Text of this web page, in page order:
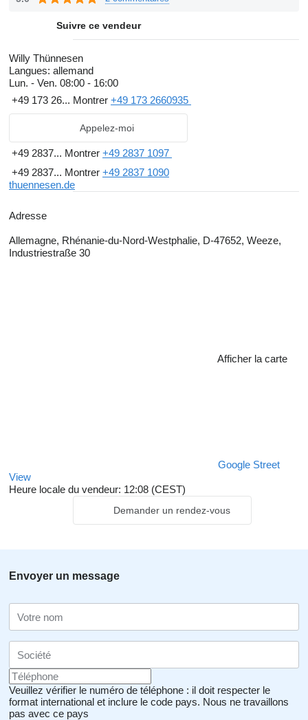
We can offer the machines as they come in or completely
reconditioned and repainted. During repair machines are
dismantled and defective parts are renewed. Electricity and
can be considered according to the RAL colour chart.
Likewise you can offer us your redundant bakery machines.
Suivre ce vendeur
Willy Thünnesen
Langues: allemand
Lun. - Ven. 08:00 - 16:00
+49 173 26... Montrer +49 173 2660935
Appelez-moi
+49 2837... Montrer +49 2837 1097
+49 2837... Montrer +49 2837 1090
thuennesen.de
Adresse
Allemagne, Rhénanie-du-Nord-Westphalie, D-47652, Weeze,
Industriestraße 30
Afficher la carte
Google Street
View
Heure locale du vendeur: 12:08 (CEST)
Demander un rendez-vous
Envoyer un message
Veuillez vérifier le numéro de téléphone : il doit respecter le
format international et inclure le code pays. Nous ne travaillons
pas avec ce pays